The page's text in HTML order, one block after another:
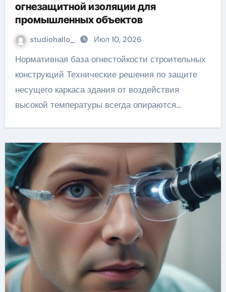
огнезащитной изоляции для
промышленных объектов
studiohallo_ Июл 10, 2026
Нормативная база огнестойкости строительных
конструкций Технические решения по защите
несущего каркаса здания от воздействия
высокой температуры всегда опираются…